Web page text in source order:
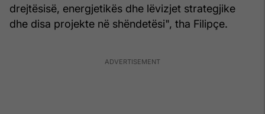
drejtësisë, energjetikës dhe lëvizjet strategjike
dhe disa projekte në shëndetësi", tha Filipçe.